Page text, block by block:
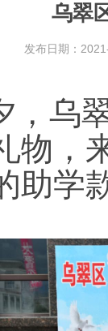
乌翠
发布日期：
，乌
物，
助学